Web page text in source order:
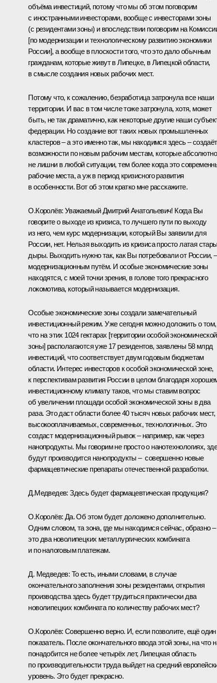
объёма инвестиций, потому что мы об этом поговорим
с иностранными инвесторами, вообще с инвесторами зоны
(с резидентами зоны) и впоследствии поговорим на
[по модернизации и технологическому развитию экономики
России], а вообще в плоскости того, что это дало обычным
гражданам, которые живут в Липецке, в Липецкой области,
в смысле создания новых рабочих мест.
Потому что, к сожалению, безработица затронула все наши
территории. И вас в том числе тоже затронула, хотя, может
быть, не так драматично, как некоторые другие наши
федерации. Но создание вот таких новых промышленных
кластеров ­­­­– а это именно так, мы находимся здесь – создаёт
возможности по новым рабочим местам, которые абсолютно
не лишни в любой ситуации, тем более когда это
рабочие места, а уж в период кризисного развития
в особенности. Вот об этом кратко мне расскажите.
О.Королёв: Уважаемый Дмитрий Анатольевич! Когда Вы
говорите о выходе из кризиса, то лучшего пути по выходу
из него, чем курс модернизации, который Вы заявили для
России, нет. Нельзя выходить из кризиса просто латая
дыры. Выходить нужно так, как Вы потребовали от России, –
модернизационным путём. И особые экономические зоны
находятся, с моей точки зрения, в голове того прекрасного
локомотива, который называется модернизация.
Особые экономические зоны создали замечательный
инвестиционный режим. Уже сегодня можно доложить о том,
что на этих 1024 гектарах [территории особой экономической
зоны] располагаются уже 17 резидентов, заявлены 58 млрд
инвестиций, что соответствует двум годовым бюджетам
области. Интерес инвесторов к особой экономической зоне,
к перспективам развития России в целом благодаря
инвестиционному климату таков, что мы ставим вопрос
об увеличении площади особой экономической зоны в два
раза. Это даст области более 40 тысяч новых рабочих мест,
высокооплачиваемых, современных, технологичных. Это
создаст модернизационный рывок – например, как через
нанопродукты. Мы говорим не просто о нанотехнологиях,
будут производится нанопродукты – ­ совершенно новые
фармацевтические препараты отечественной разработки.
Д.Медведев: Здесь будет фармацевтическая продукция?
О.Королёв: Да. Об этом будет доложено дополнительно.
Одним словом, та зона, где мы находимся сейчас, образно –
это два новолипецких металлургических комбината
и по налоговым платежам.
Д. Медведев: То есть, иными словами, в случае
окончательного заполнения зоны резидентами, открытия
производства здесь будет трудиться практически два
новолипецких комбината по количеству рабочих мест?
О.Королёв: Совершенно верно. И, если позволите, ещё один
показатель. После окончательного ввода этой зоны, на что
понадобится не более четырёх лет, Липецкая область
по производительности труда выйдет на средний
уровень. Это будет прекрасно.